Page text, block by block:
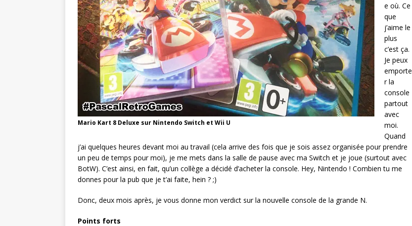
Mario Kart 8 Deluxe sur Nintendo Switch et Wii U
e où. Ce
que
j’aime le
plus
c’est ça.
Je peux
emporte
r la
console
partout
avec
moi.
Quand
j’ai quelques heures devant moi au travail (cela arrive des fois que je sois assez organisée pour prendre
un peu de temps pour moi), je me mets dans la salle de pause avec ma Switch et je joue (surtout avec
BotW). C’est ainsi, en fait, qu’un collège a décidé d’acheter la console. Hey, Nintendo ! Combien tu me
donnes pour la pub que je t’ai faite, hein ? ;)
Donc, deux mois après, je vous donne mon verdict sur la nouvelle console de la grande N.
Points forts